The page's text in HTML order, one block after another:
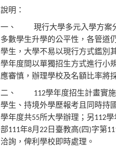
說明：
一、 現行大學多元入學方案
多數學生升學的公平性，各管道
學生，大學不易以現行方式鑑別
學年度間以單獨招生方式進行小
應審慎，辦理學校及名額比率將
二、 112學年度招生計畫實
學生、持境外學歷報考且同時持
學年度共55所大學辦理；另112學
部111年8月 22 日臺教高(四)字第
洽詢，俾利學校即時處理。